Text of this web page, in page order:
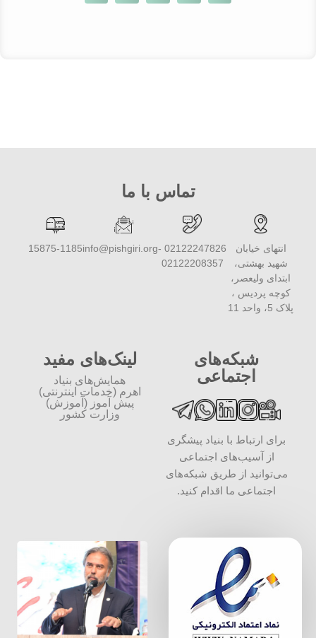
تماس با ما
انتهای خیابان
شهید بهشتی،
ابتدای ولیعصر،
کوچه پردیس ،
پلاک 5، واحد 11
02122247826 -
02122208357
info@pishgiri.org
15875-1185
شبکه‌های
اجتماعی
برای ارتباط با بنیاد پیشگری
از آسیب‌های اجتماعی
می‌توانید از طریق شبکه‌‎های
اجتماعی ما اقدام کنید.
لینک‌های مفید
همایش‌های بنیاد
اهرم (خدمات اینترنتی)
پیش آموز (آموزش)
وزارت کشور